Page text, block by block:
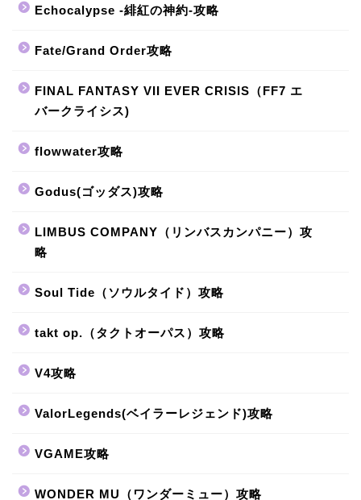
Echocalypse -緋紅の神約-攻略
Fate/Grand Order攻略
FINAL FANTASY VII EVER CRISIS（FF7 エ
バークライシス)
flowwater攻略
Godus(ゴッダス)攻略
LIMBUS COMPANY（リンバスカンパニー）攻
略
Soul Tide（ソウルタイド）攻略
takt op.（タクトオーパス）攻略
V4攻略
ValorLegends(ベイラーレジェンド)攻略
VGAME攻略
WONDER MU（ワンダーミュー）攻略